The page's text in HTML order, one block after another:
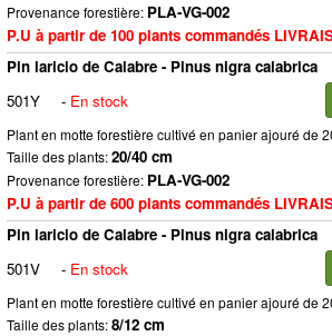
Provenance forestière: PLA-VG-002
P.U à partir de 100 plants commandés
Pin laricio de Calabre - Pinus nigra calabrica
501Y
- En stock
Plant en motte forestière cultivé en panier ajouré de
Taille des plants:20/40 cm
Provenance forestière: PLA-VG-002
P.U à partir de 600 plants commandés
Pin laricio de Calabre - Pinus nigra calabrica
501V
- En stock
Plant en motte forestière cultivé en panier ajouré de
Taille des plants:8/12 cm